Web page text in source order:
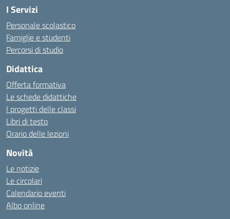
I Servizi
Personale scolastico
Famiglie e studenti
Percorsi di studio
Didattica
Offerta formativa
Le schede didattiche
I progetti delle classi
Libri di testo
Orario delle lezioni
Novità
Le notizie
Le circolari
Calendario eventi
Albo online